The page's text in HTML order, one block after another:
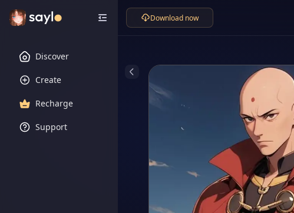
Discover
Create
Recharge
Support
Download now